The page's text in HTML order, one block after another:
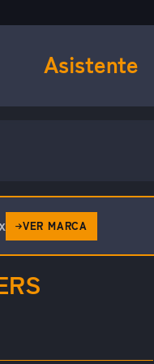
Asistente
VER MARCA